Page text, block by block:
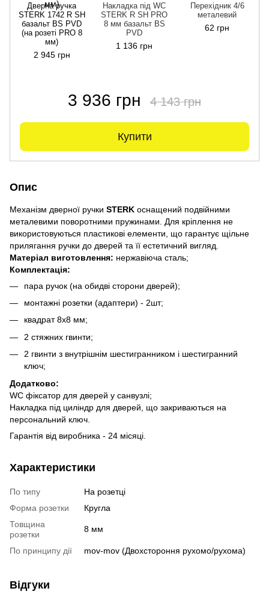
Дверна ручка
STERK 1742 R SH
базальт BS PVD
(на розеті PRO 8
мм)
2 945 грн
Накладка під WC
STERK R SH PRO
8 мм базальт BS
PVD
1 136 грн
Перехідник 4/6
металевий
62 грн
3 936 грн 4 143 грн
Купити
Опис
Механізм дверної ручки STERK оснащений подвійними
металевими поворотними пружинами. Для кріплення не
використовуються пластикові елементи, що гарантує щільне
прилягання ручки до дверей та її естетичний вигляд.
Матеріал виготовлення: нержавіюча сталь;
Комплектація:
пара ручок (на обидві сторони дверей);
монтажні розетки (адаптери) - 2шт;
квадрат 8х8 мм;
2 стяжних гвинти;
2 гвинти з внутрішнім шестигранником і шестигранний
ключ;
Додатково:
WC фіксатор для дверей у санвузлі;
Накладка під циліндр для дверей, що закриваються на
персональний ключ.
Гарантія від виробника - 24 місяці.
Характеристики
По типу
На розетці
Форма розетки
Кругла
Товщина
розетки
8 мм
По принципу дії mov-mov (Двохстороння рухомо/рухома)
Відгуки